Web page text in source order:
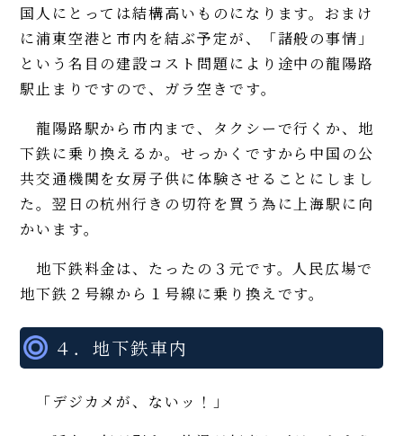
国人にとっては結構高いものになります。おまけ
に浦東空港と市内を結ぶ予定が、「諸般の事情」
という名目の建設コスト問題により途中の龍陽路
駅止まりですので、ガラ空きです。
龍陽路駅から市内まで、タクシーで行くか、地
下鉄に乗り換えるか。せっかくですから中国の公
共交通機関を女房子供に体験させることにしまし
た。翌日の杭州行きの切符を買う為に上海駅に向
かいます。
地下鉄料金は、たったの３元です。人民広場で
地下鉄２号線から１号線に乗り換えです。
４．地下鉄車内
「デジカメが、ないッ！」